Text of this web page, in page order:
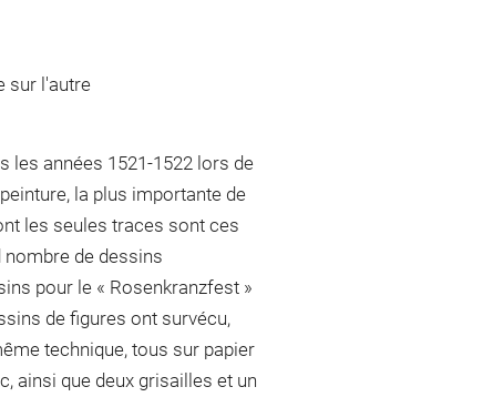
sur l'autre
les années 1521-1522 lors de
la plus importante de
les seules traces sont ces
de dessins
pour le « Rosenkranzfest »
de figures ont survécu,
technique, tous sur papier
ainsi que deux grisailles et un